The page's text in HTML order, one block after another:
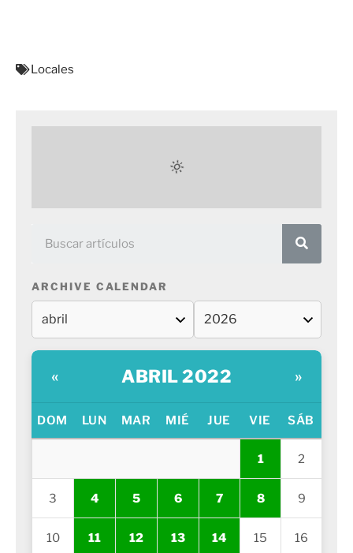
Locales
ARCHIVE CALENDAR
« ABRIL 2022 »
DOM LUN MAR MIÉ JUE VIE SÁB
1 2
3 4 5 6 7 8 9
10 11 12 13 14 15 16